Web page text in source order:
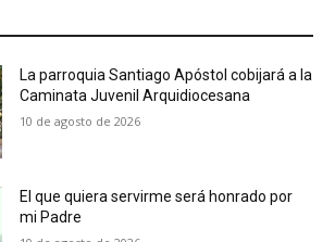
La parroquia Santiago Apóstol cobijará a la
Caminata Juvenil Arquidiocesana
10 de agosto de 2026
El que quiera servirme será honrado por
mi Padre